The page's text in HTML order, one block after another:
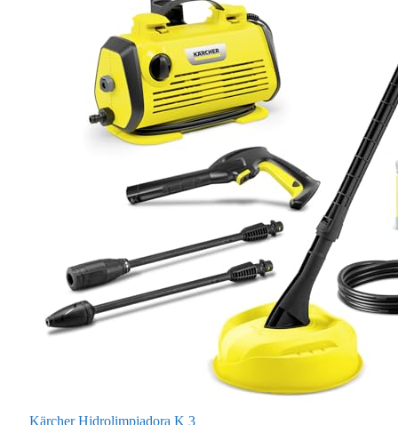
Kärcher Hidrolimpiadora K 3